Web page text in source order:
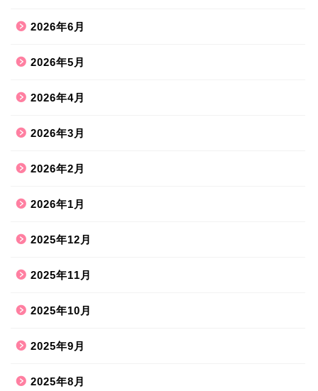
2026年6月
2026年5月
2026年4月
2026年3月
2026年2月
2026年1月
2025年12月
2025年11月
2025年10月
2025年9月
2025年8月